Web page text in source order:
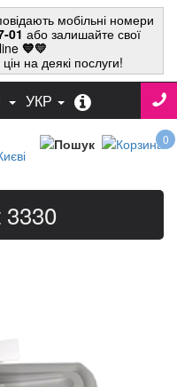
мобільні номери
01 або залишайте свої
💙💛
на деякі послуги!
УКР
0